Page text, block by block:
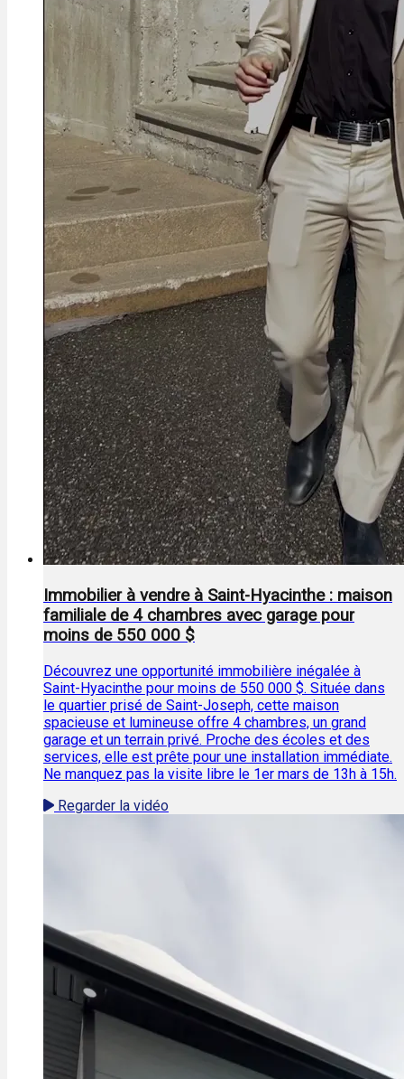
Immobilier à vendre à Saint-Hyacinthe : maison
familiale de 4 chambres avec garage pour
moins de 550 000 $
Découvrez une opportunité immobilière inégalée à
Saint-Hyacinthe pour moins de 550 000 $. Située dans
le quartier prisé de Saint-Joseph, cette maison
spacieuse et lumineuse offre 4 chambres, un grand
garage et un terrain privé. Proche des écoles et des
services, elle est prête pour une installation immédiate.
Ne manquez pas la visite libre le 1er mars de 13h à 15h.
Regarder la vidéo